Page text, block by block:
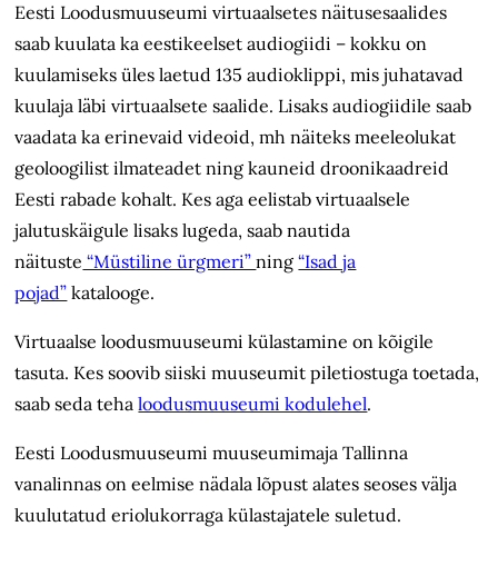
Eesti Loodusmuuseumi virtuaalsetes näitusesaalides
saab kuulata ka eestikeelset audiogiidi – kokku on
kuulamiseks üles laetud 135 audioklippi, mis juhatavad
kuulaja läbi virtuaalsete saalide. Lisaks audiogiidile saab
vaadata ka erinevaid videoid, mh näiteks meeleolukat
geoloogilist ilmateadet ning kauneid droonikaadreid
Eesti rabade kohalt. Kes aga eelistab virtuaalsele
jalutuskäigule lisaks lugeda, saab nautida
näituste “Müstiline ürgmeri”ning“Isad ja
pojad” katalooge.
Virtuaalse loodusmuuseumi külastamine on kõigile
tasuta. Kes soovib siiski muuseumit piletiostuga toetada,
saab seda tehaloodusmuuseumi kodulehel.
Eesti Loodusmuuseumi muuseumimaja Tallinna
vanalinnas on eelmise nädala lõpust alates seoses välja
kuulutatud eriolukorraga külastajatele suletud.